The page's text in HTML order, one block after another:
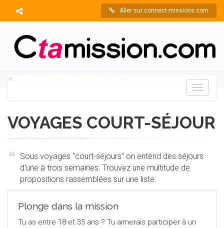
Aller sur connect-missions.com
Toggle
Accueil S'engager Voyages court-séjour
VOYAGES COURT-SÉJOUR
Sous voyages "court-séjours" on entend des séjours
d'une à trois semaines. Trouvez une multitude de
propositions rassemblées sur une liste.
Plonge dans la mission
Tu as entre 18 et 35 ans ? Tu aimerais participer à un